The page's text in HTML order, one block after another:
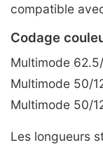
compatible
Codage
Multimode
Multimode 50/
Multimode 50/
Les longueurs